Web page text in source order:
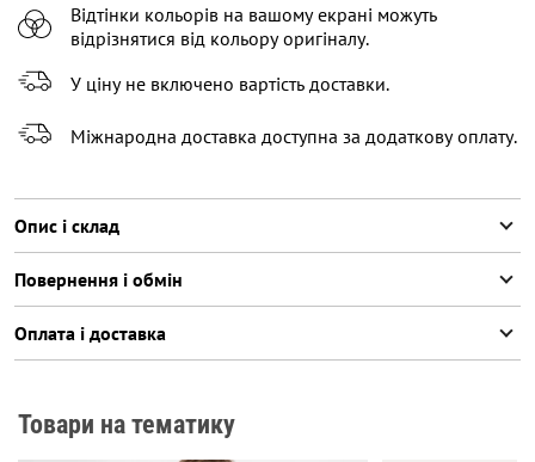
Відтінки кольорів на вашому екрані можуть
відрізнятися від кольору оригіналу.
У ціну не включено вартість доставки.
Міжнародна доставка доступна за додаткову оплату.
Опис і склад
Повернення і обмін
Оплата і доставка
Товари на тематику